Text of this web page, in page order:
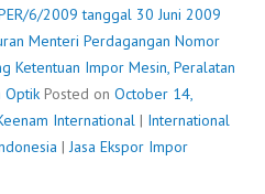
6/2009 tanggal 30 Juni 2009
Menteri Perdagangan Nomor
Ketentuan Impor Mesin, Peralatan
Optik Posted on October 14,
International | International
|Jasa Ekspor Impor